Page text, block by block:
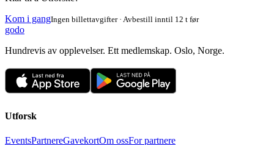
Kom i gangIngen billettavgifter · Avbestill inntil 12 t før
godo
Hundrevis av opplevelser. Ett medlemskap. Oslo, Norge.
Utforsk
EventsPartnereGavekortOm ossFor partnere